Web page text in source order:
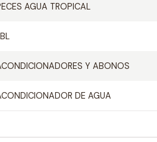
AGUA TROPICAL
Y ABONOS
DE AGUA